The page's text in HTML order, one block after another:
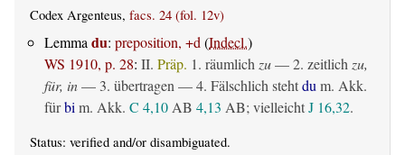
Codex Argenteus, facs. 24 (fol. 12v)
Lemma du: preposition, +d (Indecl.)
WS 1910, p. 28: II. Präp. 1. räumlich zu— 2. zeitlich zu,
für, in— 3. übertragen — 4. Fälschlich stehtdu m. Akk.
fürbi m. Akk. C 4,10 AB 4,13 AB; vielleichtJ 16,32.
Status: verified and/or disambiguated.